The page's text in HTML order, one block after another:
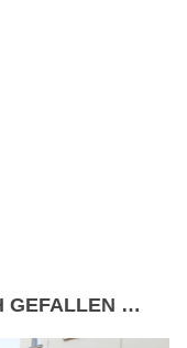
GEFALLEN …